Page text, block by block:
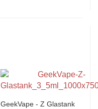
GeekVape - Z Glastank